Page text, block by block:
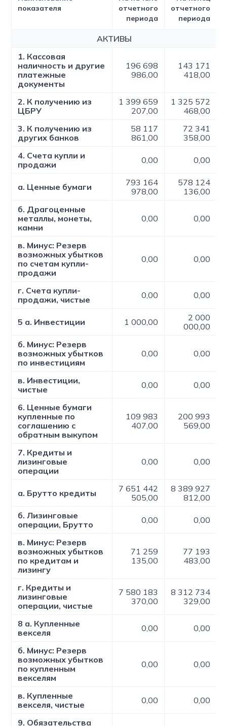
показателя
отчетного
периода
отчетного
периода
АКТИВЫ
1. Кассовая
наличность и другие
платежные
документы
196 698
986,00
143 171
418,00
2. К получению из
ЦБРУ
1 399 659
207,00
1 325 572
468,00
3. К получению из
других банков
58 117
861,00
72 341
358,00
4. Счета купли и
продажи
0,00 0,00
а. Ценные бумаги
793 164
978,00
578 124
136,00
б. Драгоценные
металлы, монеты,
камни
0,00 0,00
в. Минус: Резерв
возможных убытков
по счетам купли-
продажи
0,00 0,00
г. Счета купли-
продажи, чистые
0,00 0,00
5 а. Инвестиции 1 000,00
2 000
000,00
б. Минус: Резерв
возможных убытков
по инвестициям
0,00 0,00
в. Инвестиции,
чистые
0,00 0,00
6. Ценные бумаги
купленные по
соглашению c
обратным выкупом
109 983
407,00
200 993
569,00
7. Кредиты и
лизинговые
операции
0,00 0,00
а. Брутто кредиты
7 651 442
505,00
8 389 927
812,00
б. Лизинговые
операции, Брутто
0,00 0,00
в. Минус: Резерв
возможных убытков
по кредитам и
лизингу
71 259
135,00
77 193
483,00
г. Кредиты и
лизинговые
операции, чистые
7 580 183
370,00
8 312 734
329,00
8 а. Купленные
векселя
0,00 0,00
б. Минус: Резерв
возможных убытков
по купленным
векселям
0,00 0,00
в. Купленные
векселя, чистые
0,00 0,00
9. Обязательства